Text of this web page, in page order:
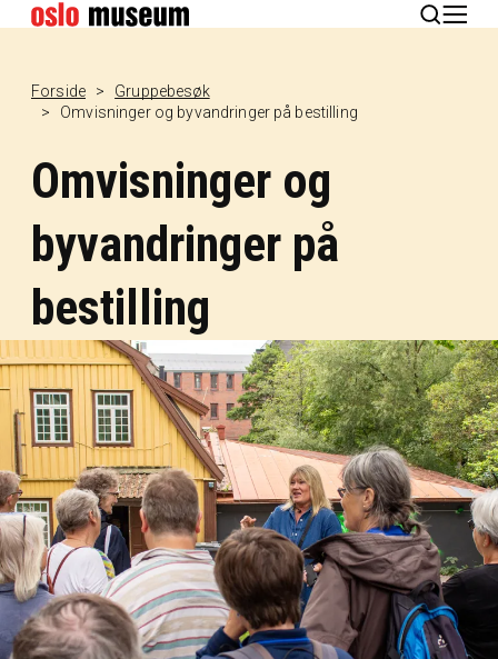
English
Forside
Gruppebesøk
Omvisninger og byvandringer på bestilling
Omvisninger og
byvandringer på
bestilling